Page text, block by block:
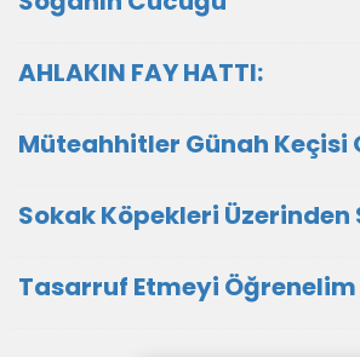
AHLAKIN FAY HATTI:
Müteahhitler Günah Keçisi
Sokak Köpekleri Üzerinden
Tasarruf Etmeyi Öğrenelim